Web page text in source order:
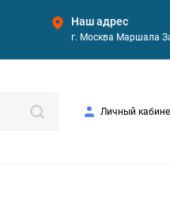
Наш адрес
г. Москва Маршала
Личный